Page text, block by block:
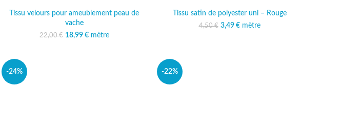
Tissu velours pour ameublement peau de
vache
22,00€
Le prix initial était :
18,99 € Le prix actuel est :
mètre
Tissu satin de polyester uni – Rouge
4,50€
Le prix initial était :
3,49 € Le prix actuel est :
mètre
-24% -22%